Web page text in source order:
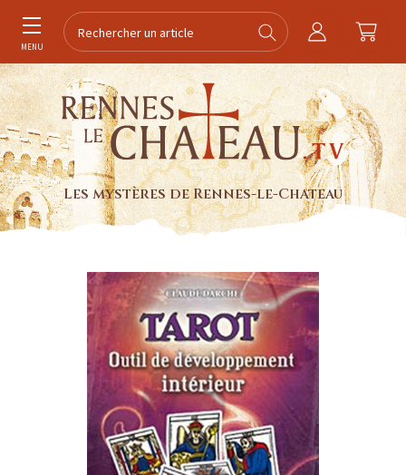
MENU
Les mystères de Rennes-le-Chateau